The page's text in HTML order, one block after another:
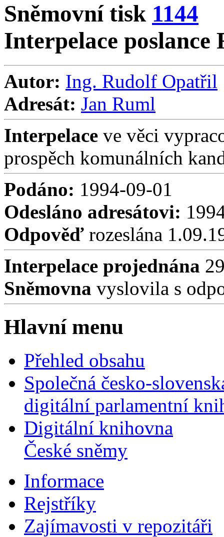
Sněmovní tisk 1144
Interpelace
Autor: Ing. Rudolf Opatřil
Adresát: Jan Ruml
Interpelace ve věci
prospěch komunálních
Podáno: 1994-09-01
Odesláno adresátovi:
Odpověď rozeslána
Interpelace projednána
Sněmovna vyslovila s
Hlavní menu
Přehled obsahu
Společná česko-
digitální parlamentní
Digitální knihovna
České sněmy
Informace
Rejstříky
Zajímavosti v repozitáři